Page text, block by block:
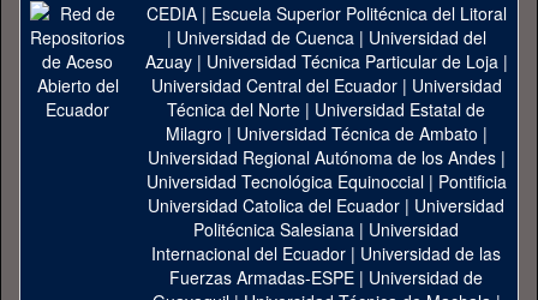
CEDIA| Escuela Superior Politécnica del Litoral
| Universidad de Cuenca| Universidad del
Azuay| Universidad Técnica Particular de Loja|
Universidad Central del Ecuador| Universidad
Técnica del Norte | Universidad Estatal de
Milagro | Universidad Técnica de Ambato |
Universidad Regional Autónoma de los Andes|
Universidad Tecnológica Equinoccial| Pontificia
Universidad Catolica del Ecuador | Universidad
Politécnica Salesiana | Universidad
Internacional del Ecuador | Universidad de las
Fuerzas Armadas-ESPE | Universidad de